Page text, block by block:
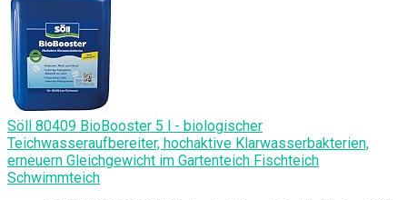
Söll 80409 BioBooster 5 l - biologischer
Teichwasseraufbereiter, hochaktive Klarwasserbakterien,
erneuern Gleichgewicht im Gartenteich Fischteich
Schwimmteich